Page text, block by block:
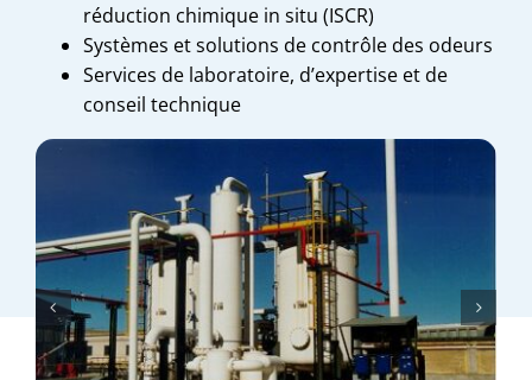
réduction chimique in situ (ISCR)
Systèmes et solutions de contrôle des odeurs
Services de laboratoire, d’expertise et de
conseil technique